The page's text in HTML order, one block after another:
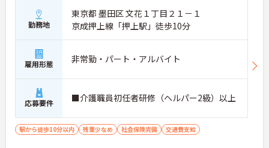
勤務地
東京都 墨田区 文花１丁目２１－１
京成押上線「押上駅」徒歩10分
雇用形態 非常勤・パート・アルバイト
応募要件 ■介護職員初任者研修（ヘルパー2級）以上
駅から徒歩10分以内 残業少なめ 社会保険完備 交通費支給